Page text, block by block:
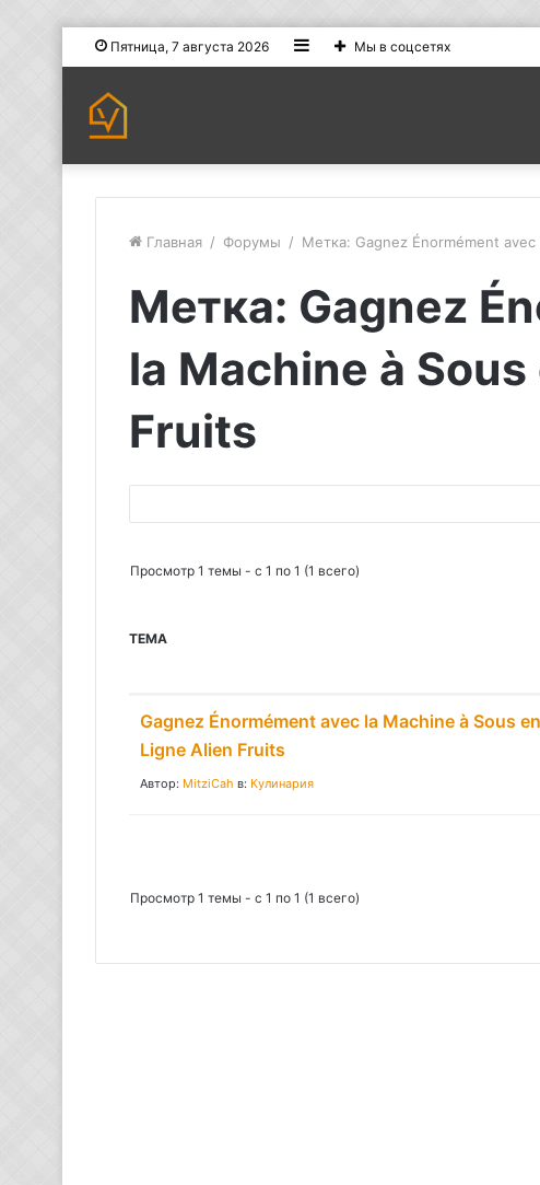
Пятница, 7 августа 2026 SidebarМы в соцсетях
Главная / Форумы / Метка: Gagnez Énormément
Метка: Gagnez
la Machine à
Fruits
о
:
Просмотр 1 темы - с 1 по 1 (1 всего)
ТЕМА
Gagnez Énormément avec la Machine à Sous en
Ligne Alien Fruits
Автор: MitziCah в: Кулинария
Просмотр 1 темы - с 1 по 1 (1 всего)